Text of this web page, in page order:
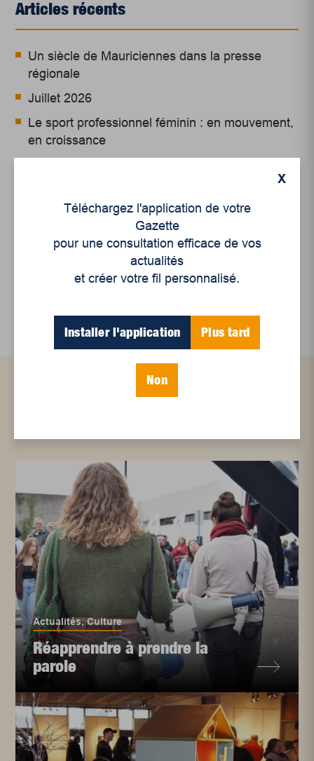
Articles récents
Un siècle de Mauriciennes dans la presse
régionale
Juillet 2026
Le sport professionnel féminin : en mouvement,
en croissance
Mots-clés
livres
Articles connexes
Actualités,Culture
Réapprendre à prendre la
parole
X
Téléchargez l'application de votre
Gazette
pour une consultation efficace de vos
actualités
et créer votre fil personnalisé.
Installer l'application Plus tard
Non